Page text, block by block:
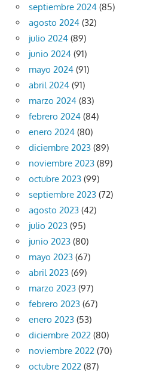
septiembre 2024 (85)
agosto 2024 (32)
julio 2024 (89)
junio 2024 (91)
mayo 2024 (91)
abril 2024 (91)
marzo 2024 (83)
febrero 2024 (84)
enero 2024 (80)
diciembre 2023 (89)
noviembre 2023 (89)
octubre 2023 (99)
septiembre 2023 (72)
agosto 2023 (42)
julio 2023 (95)
junio 2023 (80)
mayo 2023 (67)
abril 2023 (69)
marzo 2023 (97)
febrero 2023 (67)
enero 2023 (53)
diciembre 2022 (80)
noviembre 2022 (70)
octubre 2022 (87)